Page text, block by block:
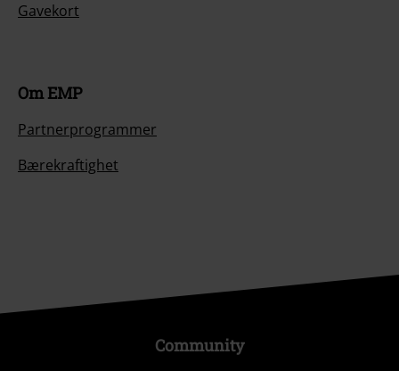
Gavekort
Om EMP
Partnerprogrammer
Bærekraftighet
Community